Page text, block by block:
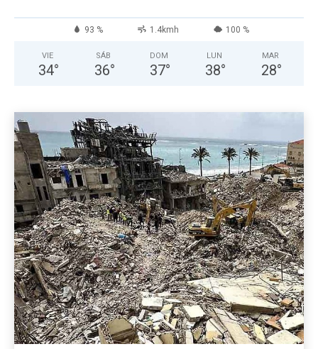
93 % 1.4kmh 100 %
VIE
34°
SÁB
36°
DOM
37°
LUN
38°
MAR
28°